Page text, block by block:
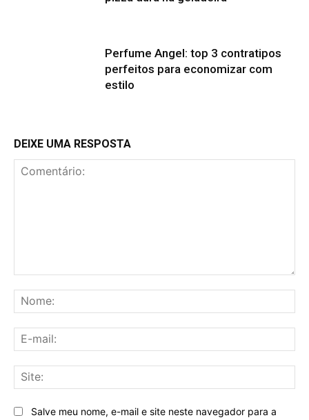
Perfume Angel: top 3 contratipos
perfeitos para economizar com
estilo
DEIXE UMA RESPOSTA
Salve meu nome, e-mail e site neste navegador para a